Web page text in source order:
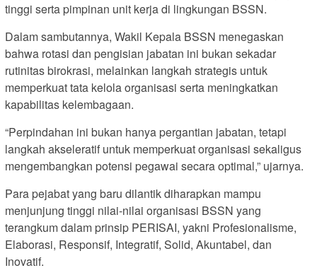
tinggi serta pimpinan unit kerja di lingkungan BSSN.
Dalam sambutannya, Wakil Kepala BSSN menegaskan
bahwa rotasi dan pengisian jabatan ini bukan sekadar
rutinitas birokrasi, melainkan langkah strategis untuk
memperkuat tata kelola organisasi serta meningkatkan
kapabilitas kelembagaan.
“Perpindahan ini bukan hanya pergantian jabatan, tetapi
langkah akseleratif untuk memperkuat organisasi sekaligus
mengembangkan potensi pegawai secara optimal,” ujarnya.
Para pejabat yang baru dilantik diharapkan mampu
menjunjung tinggi nilai-nilai organisasi BSSN yang
terangkum dalam prinsip PERISAI, yakni Profesionalisme,
Elaborasi, Responsif, Integratif, Solid, Akuntabel, dan
Inovatif.